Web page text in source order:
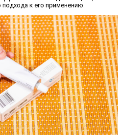
к его применению.